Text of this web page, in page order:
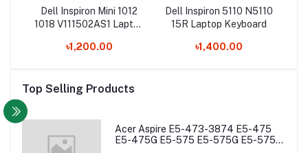
Dell Inspiron Mini 1012
1018 V111502AS1 Laptop
৳1,200.00
Dell Inspiron 5110 N5110
15R Laptop Keyboard
৳1,400.00
Top Selling Products
Acer Aspire E5-473-3874 E5-475
E5-475G E5-575 E5-575G E5-575T